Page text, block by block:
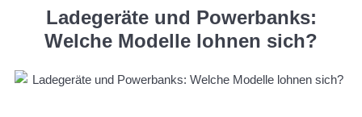
Ladegeräte und Powerbanks:
Welche Modelle lohnen sich?